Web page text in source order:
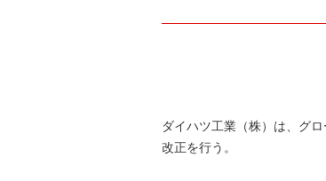
ダイハツ工業（株）は、グ
改正を行う。